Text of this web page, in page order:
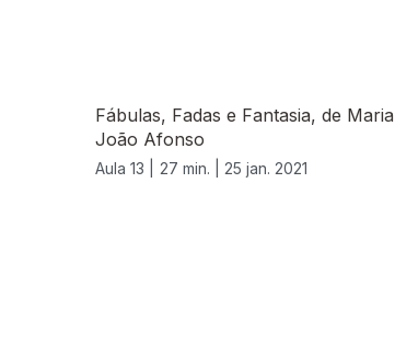
Fábulas, Fadas e Fantasia, de Maria
João Afonso
Aula 13 | 27 min. | 25 jan. 2021